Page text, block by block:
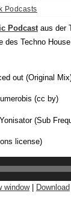
Podcasts
Podcastaus der
des Techno
out (Original
(cc by)
(Sub
license)
window| Download